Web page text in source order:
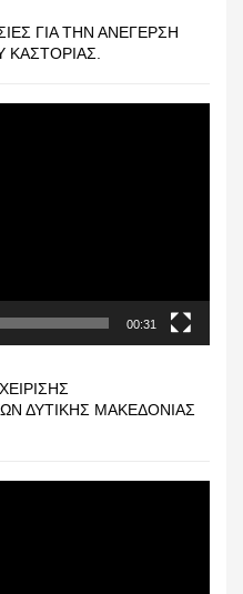
ΓΙΑ ΤΗΝ ΑΝΈΓΕΡΣΗ
00:31
ΔΥΤΙΚΉΣ ΜΑΚΕΔΟΝΊΑΣ